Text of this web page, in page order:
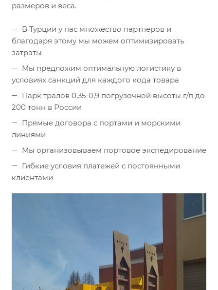
размеров и веса.
В Турции у нас множество партнеров и
благодаря этому мы можем оптимизировать
затраты
Мы предложим оптимальную логистику в
условиях санкций для каждого кода товара
Парк тралов 0,35-0,9 погрузочной высоты г/п до
200 тонн в России
Прямые договора с портами и морскими
линиями
Мы организовываем портовое экспедирование
Гибкие условия платежей с постоянными
клиентами